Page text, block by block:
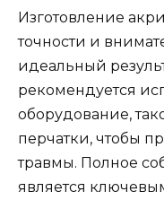
Изготовление
точности и
идеальный
рекомендуется
оборудование,
перчатки, чтобы
травмы. Полное
является